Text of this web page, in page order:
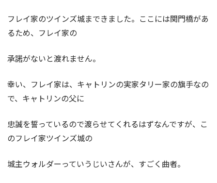
フレイ家のツインズ城まできました。ここには関門橋があ
るため、フレイ家の
承諾がないと渡れません。
幸い、フレイ家は、キャトリンの実家タリー家の旗手なの
で、キャトリンの父に
忠誠を誓っているので渡らせてくれるはずなんですが、こ
のフレイ家ツインズ城の
城主ウォルダーっていうじいさんが、すごく曲者。